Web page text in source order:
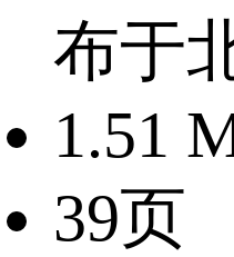
布于
1.51
39页